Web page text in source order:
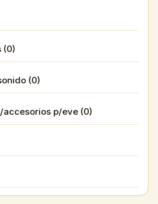
(0)
(0)
p/eve (0)